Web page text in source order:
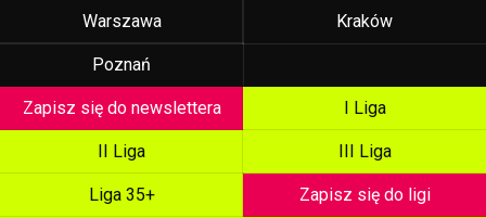
Warszawa Kraków
Poznań
Zapisz się do newslettera I Liga
II Liga III Liga
Liga 35+ Zapisz się do ligi